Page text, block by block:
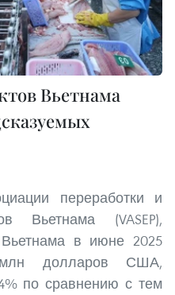
Вьетнама
переработки и
Вьетнама (VASEP),
Вьетнама в июне 2025
долларов США,
по сравнению с тем